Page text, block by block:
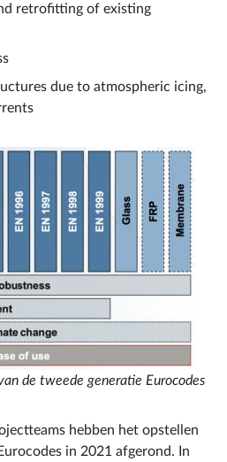
retrofitting of existing
due to atmospheric icing,
de tweede generatie Eurocodes
hebben het opstellen
in 2021 afgerond. In